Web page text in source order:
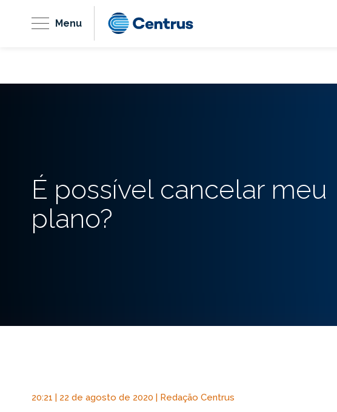
Menu
É possível cancelar meu
plano?
20:21 | 22 de agosto de 2020 | Redação Centrus